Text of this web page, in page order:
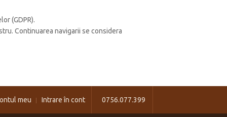
(GDPR).
Continuarea navigarii se considera
0756.077.399
meu Intrare în cont